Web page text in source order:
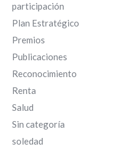
participación
Plan Estratégico
Premios
Publicaciones
Reconocimiento
Renta
Salud
Sin categoría
soledad